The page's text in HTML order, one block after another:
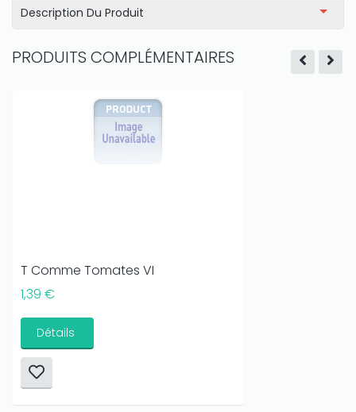
Description Du Produit
PRODUITS COMPLÉMENTAIRES
T Comme Tomates VI
1,39 €
Détails